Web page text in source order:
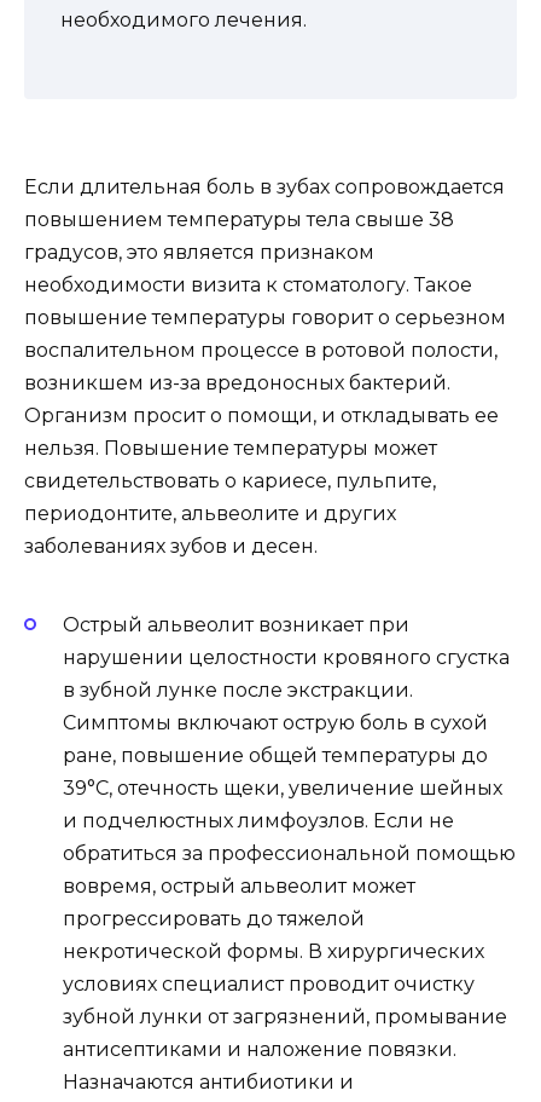
необходимого лечения.
Если длительная боль в зубах сопровождается
повышением температуры тела свыше 38
градусов, это является признаком
необходимости визита к стоматологу. Такое
повышение температуры говорит о серьезном
воспалительном процессе в ротовой полости,
возникшем из-за вредоносных бактерий.
Организм просит о помощи, и откладывать ее
нельзя. Повышение температуры может
свидетельствовать о кариесе, пульпите,
периодонтите, альвеолите и других
заболеваниях зубов и десен.
Острый альвеолит возникает при
нарушении целостности кровяного сгустка
в зубной лунке после экстракции.
Симптомы включают острую боль в сухой
ране, повышение общей температуры до
39°C, отечность щеки, увеличение шейных
и подчелюстных лимфоузлов. Если не
обратиться за профессиональной помощью
вовремя, острый альвеолит может
прогрессировать до тяжелой
некротической формы. В хирургических
условиях специалист проводит очистку
зубной лунки от загрязнений, промывание
антисептиками и наложение повязки.
Назначаются антибиотики и